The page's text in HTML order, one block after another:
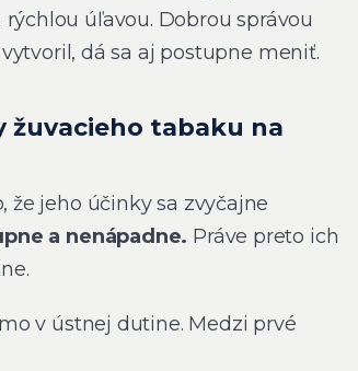
úľavou. Dobrou správou
dá sa aj postupne meniť.
žuvacieho tabaku na
že jeho účinky sa zvyčajne
a nenápadne. Práve preto ich
v ústnej dutine. Medzi prvé